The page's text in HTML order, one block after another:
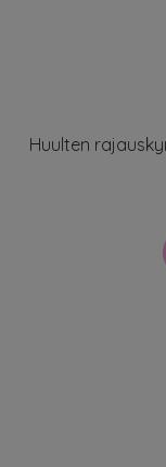
Huulten